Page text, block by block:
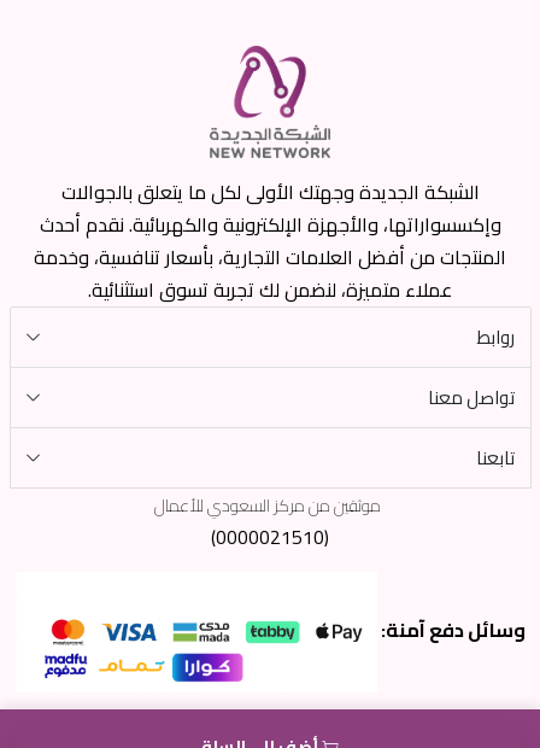
الشبكة الجديدة وجهتك الأولى لكل ما يتعلق بالجوالات
وإكسسواراتها، والأجهزة الإلكترونية والكهربائية. نقدم أحدث
المنتجات من أفضل العلامات التجارية، بأسعار تنافسية، وخدمة
عملاء متميزة، لنضمن لك تجربة تسوق استثنائية.
روابط
تواصل معنا
تابعنا
موثقين من مركز السعودي للأعمال
(0000021510)
وسائل دفع آمنة: